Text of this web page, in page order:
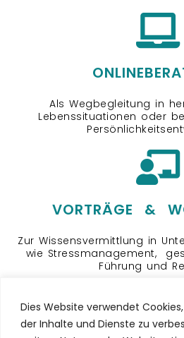
Dies Website verwendet
der Inhalte und Dienste zu
Als Wegbegleitung in
Lebenssituationen oder
VORTRÄGE &
Zur Wissensvermittlung in
wie Stressmanagement,
Führung und